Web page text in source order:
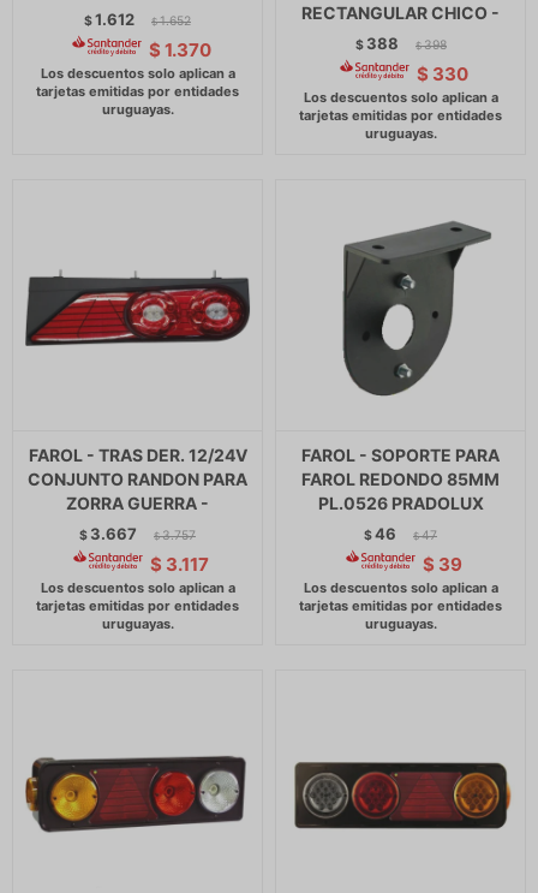
$1.612 $ 1.652
$ 1.370
RECTANGULAR CHICO -
$ 388 $ 398
$ 330
FAROL - TRAS DER. 12/24V
CONJUNTO RANDON PARA
ZORRA GUERRA -
$ 3.667 $ 3.757
$ 3.117
FAROL - SOPORTE PARA
FAROL REDONDO 85MM
PL.0526 PRADOLUX
$46 $ 47
$ 39